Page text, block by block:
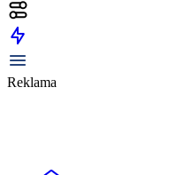
Reklama